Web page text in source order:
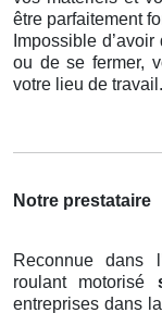
être parfaitement
Impossible
ou de se fermer,
votre lieu de travail.
Notre prestataire
Reconnue dans
roulant motorisé
entreprises dans